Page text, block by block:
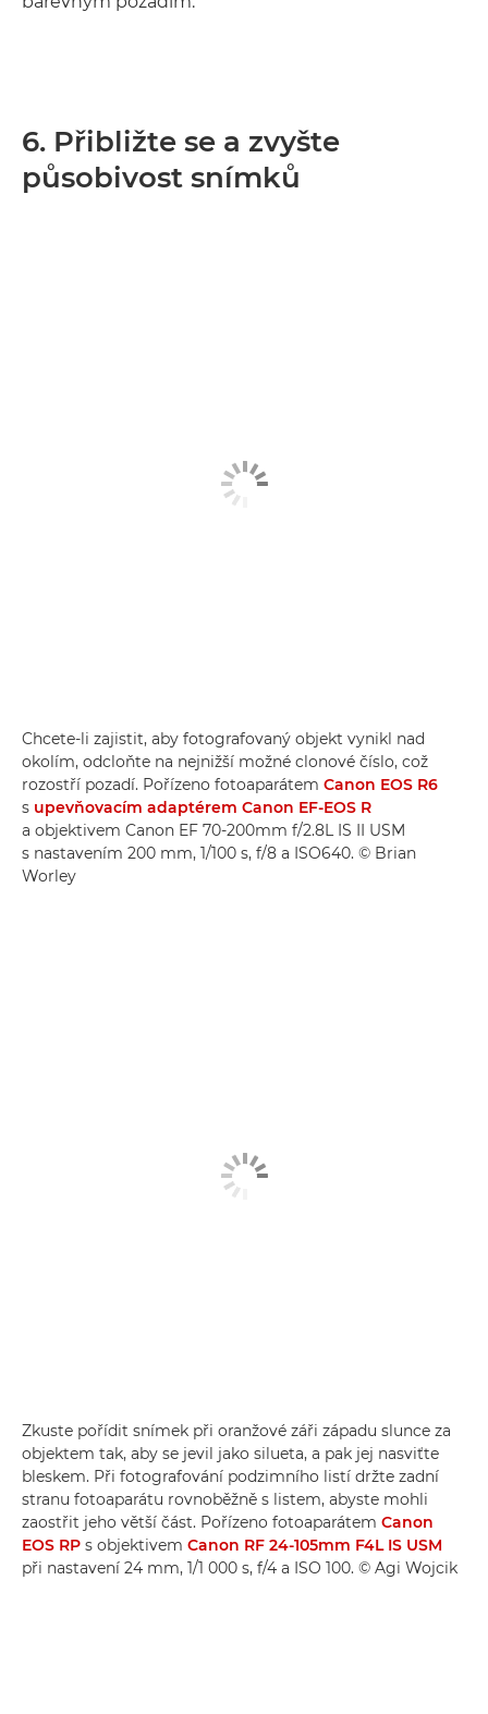
6. Přibližte se a zvyšte
působivost snímků
Chcete-li zajistit, aby fotografovaný objekt vynikl nad
okolím, odcloňte na nejnižší možné clonové číslo, což
rozostří pozadí. Pořízeno fotoaparátem Canon EOS R6
s upevňovacím adaptérem Canon EF-EOS R
a objektivem Canon EF 70-200mm f/2.8L IS II USM
s nastavením 200 mm, 1/100 s, f/8 a ISO640. © Brian
Worley
Zkuste pořídit snímek při oranžové záři západu slunce za
objektem tak, aby se jevil jako silueta, a pak jej nasviťte
bleskem. Při fotografování podzimního listí držte zadní
stranu fotoaparátu rovnoběžně s listem, abyste mohli
zaostřit jeho větší část. Pořízeno fotoaparátem Canon
EOS RP s objektivem Canon RF 24-105mm F4L IS USM
při nastavení 24 mm, 1/1 000 s, f/4 a ISO 100. © Agi Wojcik